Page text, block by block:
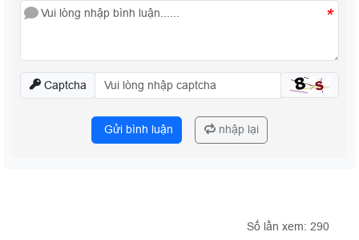
*
Captcha
Gửi bình luận nhập lại
Số lần xem: 290